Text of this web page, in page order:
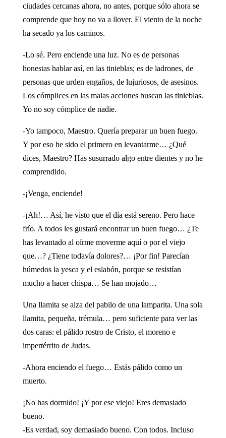
ciudades cercanas ahora, no antes, porque sólo ahora se
comprende que hoy no va a llover. El viento de la noche
ha secado ya los caminos.
-Lo sé. Pero enciende una luz. No es de personas
honestas hablar así, en las tinieblas; es de ladrones, de
personas que urden engaños, de lujuriosos, de asesinos.
Los cómplices en las malas acciones buscan las tinieblas.
Yo no soy cómplice de nadie.
-Yo tampoco, Maestro. Quería preparar un buen fuego.
Y por eso he sido el primero en levantarme… ¿Qué
dices, Maestro? Has susurrado algo entre dientes y no he
comprendido.
-¡Venga, enciende!
-¡Ah!… Así, he visto que el día está sereno. Pero hace
frío. A todos les gustará encontrar un buen fuego… ¿Te
has levantado al oírme moverme aquí o por el viejo
que…? ¿Tiene todavía dolores?… ¡Por fin! Parecían
húmedos la yesca y el eslabón, porque se resistían
mucho a hacer chispa… Se han mojado…
Una llamita se alza del pabilo de una lamparita. Una sola
llamita, pequeña, trémula… pero suficiente para ver las
dos caras: el pálido rostro de Cristo, el moreno e
impertérrito de Judas.
-Ahora enciendo el fuego… Estás pálido como un
muerto.
¡No has dormido! ¡Y por ese viejo! Eres demasiado
bueno.
-Es verdad, soy demasiado bueno. Con todos. Incluso